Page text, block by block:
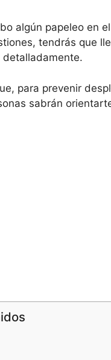
algún papeleo en
tendrás que
detalladamente.
para prevenir
sabrán